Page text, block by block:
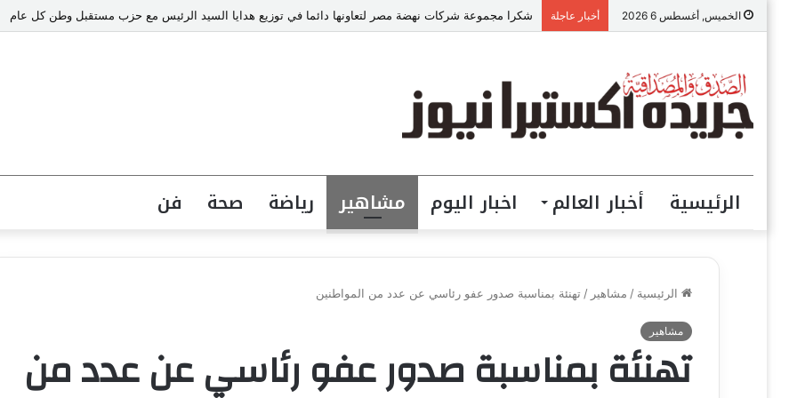
الخميس, أغسطس 6 2026 أخبار عاجلة «عالم رشاد».. تجربة إعلامية ورسالة ماجستير ذكية من كلية الطفولة بجامعة عين شمس.
الرئيسية أخبار العالم اخبار اليوم مشاهير رياضة صحة فن
الرئيسية / مشاهير / تهنئة بمناسبة صدور عفو رئاسي عن عدد من المواطنين
مشاهير
تهنئة بمناسبة صدور عفو رئاسي عن عدد من